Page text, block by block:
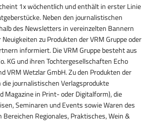
1x wöchentlich und enthält in erster Linie
Neben den journalistischen
des Newsletters in vereinzelten Bannern
zu Produkten der VRM Gruppe oder
informiert. Die VRM Gruppe besteht aus
KG und ihren Tochtergesellschaften Echo
VRM Wetzlar GmbH. Zu den Produkten der
die journalistischen Verlagsprodukte
Magazine in Print- oder Digitalform), die
Seminaren und Events sowie Waren des
Bereichen Regionales, Praktisches, Wein &